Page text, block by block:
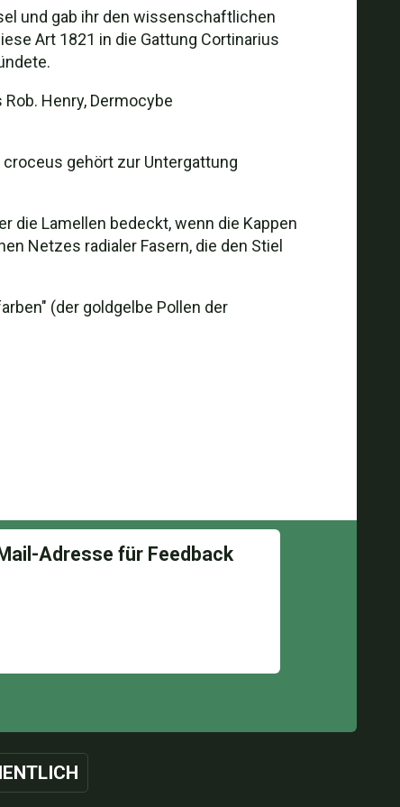
und gab ihr den wissenschaftlichen
Art 1821 in die Gattung Cortinarius
Henry, Dermocybe
gehört zur Untergattung
die Lamellen bedeckt, wenn die Kappen
Netzes radialer Fasern, die den Stiel
(der goldgelbe Pollen der